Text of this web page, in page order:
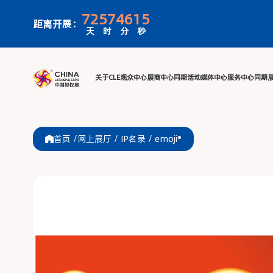
距离开展： 72
天
57
时
46
分
15
秒
首页 /网上展厅 / IP名录 / emoji®